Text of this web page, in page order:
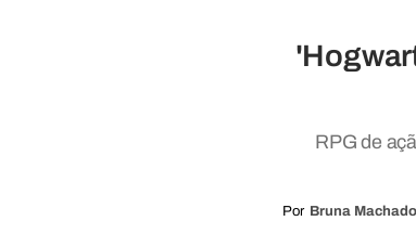
RPG de
Por Bruna Machado